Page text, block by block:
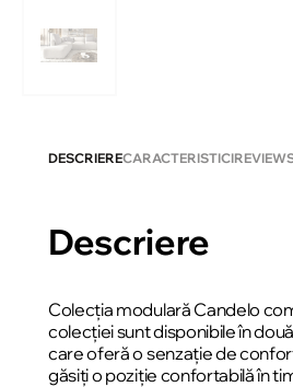
DESCRIERECARACTERISTICI
Descriere
Colecția modulară Candelo
colecției sunt disponibile în
care oferă o senzație de
găsiți o poziție confortabilă în